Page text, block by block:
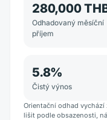
280,000
Odhadovaný měsíční
příjem
5.8%
Čistý výnos
Orientační odhad
lišit podle obsazenosti,